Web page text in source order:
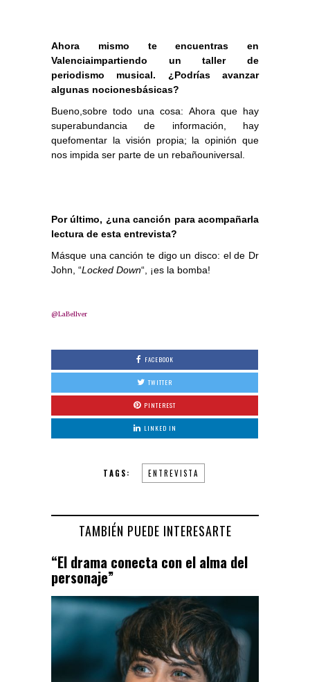
Ahora mismo te encuentras en
Valenciaimpartiendo un taller de
periodismo musical. ¿Podrías avanzar
algunas nocionesbásicas?
Bueno,sobre todo una cosa: Ahora que hay
superabundancia de información, hay
quefomentar la visión propia; la opinión que
nos impida ser parte de un rebañouniversal.
Por último, ¿una canción para acompañarla
lectura de esta entrevista?
Másque una canción te digo un disco: el de Dr
John, “Locked Down“, ¡es la bomba!
@LaBellver
FACEBOOK
TWITTER
PINTEREST
LINKED IN
TAGS: ENTREVISTA
TAMBIÉN PUEDE INTERESARTE
“El drama conecta con el alma del
personaje”